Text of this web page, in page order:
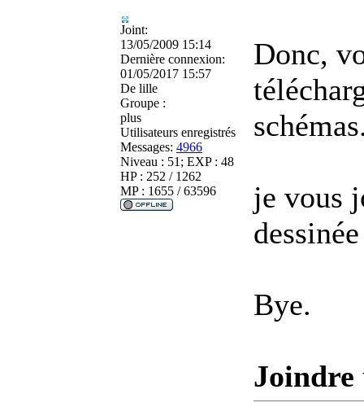
Joint:
13/05/2009 15:14
Dernière connexion:
01/05/2017 15:57
De lille
Groupe :
plus
Utilisateurs enregistrés
Messages: 4966
Niveau : 51; EXP : 48
HP : 252 / 1262
MP : 1655 / 63596
Donc,
je vous
Bye.